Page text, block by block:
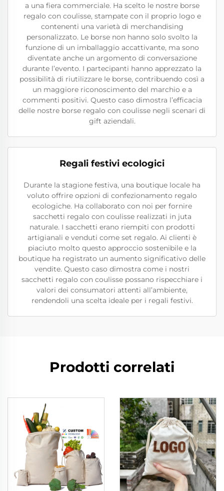
a una fiera commerciale. Ha scelto le nostre borse
regalo con coulisse, stampate con il proprio logo e
contenenti una varietà di merchandising
personalizzato. Le borse non hanno solo svolto la
funzione di un imballaggio accattivante, ma sono
diventate anche un argomento di conversazione
durante l’evento. I partecipanti hanno apprezzato la
possibilità di riutilizzare le borse, contribuendo così a
un maggiore riconoscimento del marchio e a
commenti positivi. Questo caso dimostra l’efficacia
delle nostre borse regalo con coulisse negli scenari di
gift aziendali.
Regali festivi ecologici
Durante la stagione festiva, una boutique locale ha
voluto offrire opzioni di confezionamento regalo
ecologiche. Ha collaborato con noi per fornire
sacchetti regalo con coulisse realizzati in juta
naturale. I sacchetti erano riempiti con prodotti
artigianali e venduti come set regalo. Ai clienti è
piaciuto molto questo approccio sostenibile e la
boutique ha registrato un aumento significativo delle
vendite. Questo caso dimostra come i nostri
sacchetti regalo con coulisse possano rispecchiare i
valori dei consumatori attenti all’ambiente,
rendendoli una scelta ideale per i regali festivi.
Prodotti correlati